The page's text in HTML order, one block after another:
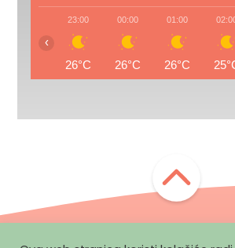
23:00
26°C
00:00
26°C
01:00
26°C
‹